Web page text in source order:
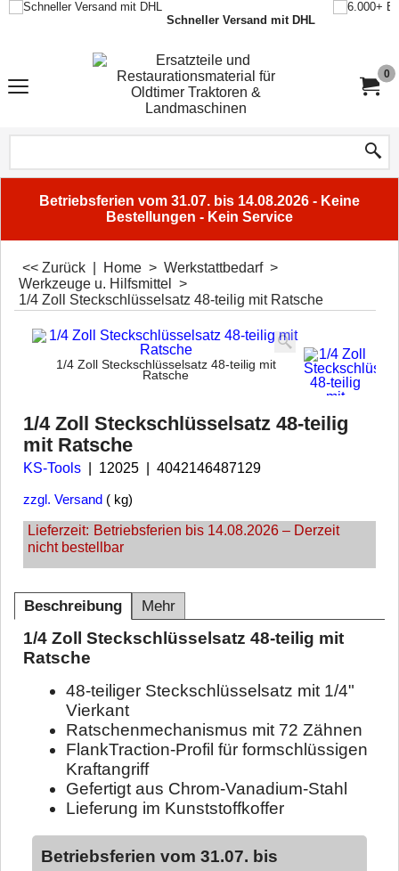
Schneller Versand mit DHL
0
Betriebsferien vom 31.07. bis 14.08.2026 - Keine
Bestellungen - Kein Service
<< Zurück Home > Werkstattbedarf>
Werkzeuge u. Hilfsmittel
>
1/4 Zoll Steckschlüsselsatz 48-teilig mit Ratsche
1/4 Zoll Steckschlüsselsatz 48-teilig mit
Ratsche
1/4 Zoll Steckschlüsselsatz 48-teilig
mit Ratsche
KS-Tools 12025 4042146487129
zzgl. Versand kg
Lieferzeit: Betriebsferien bis 14.08.2026 – Derzeit
nicht bestellbar
Beschreibung Mehr
1/4 Zoll Steckschlüsselsatz 48-teilig mit
Ratsche
48-teiliger Steckschlüsselsatz mit 1/4"
Vierkant
Ratschenmechanismus mit 72 Zähnen
FlankTraction-Profil für formschlüssigen
Kraftangriff
Gefertigt aus Chrom-Vanadium-Stahl
Lieferung im Kunststoffkoffer
Betriebsferien vom 31.07. bis